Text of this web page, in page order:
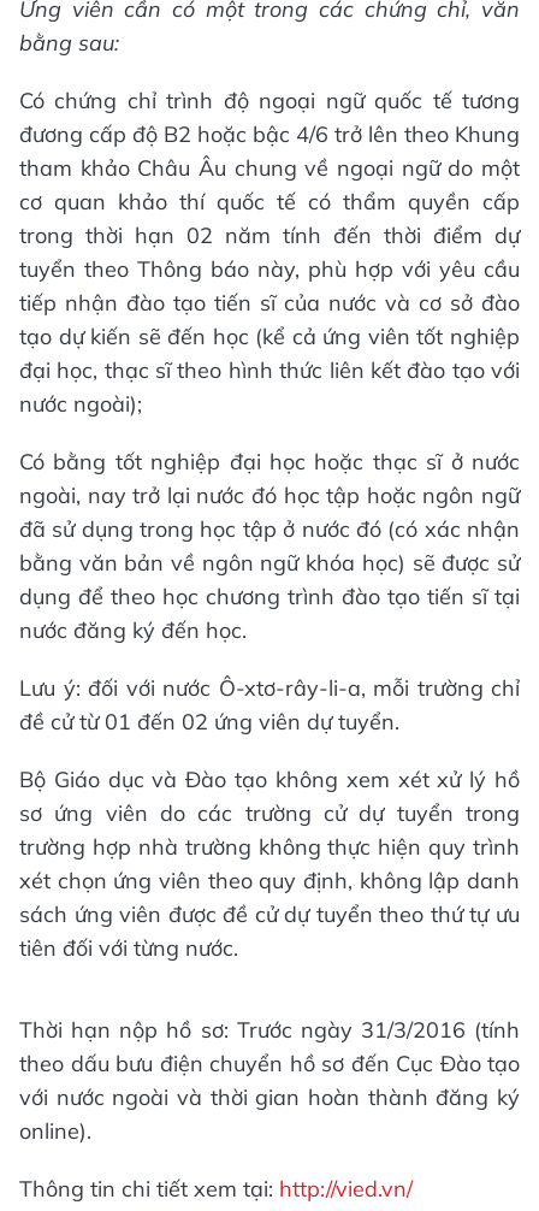
Ứng viên cần có một trong các chứng chỉ, văn
bằng sau:
Có chứng chỉ trình độ ngoại ngữ quốc tế tương
đương cấp độ B2 hoặc bậc 4/6 trở lên theo Khung
tham khảo Châu Âu chung về ngoại ngữ do một
cơ quan khảo thí quốc tế có thẩm quyền cấp
trong thời hạn 02 năm tính đến thời điểm dự
tuyển theo Thông báo này, phù hợp với yêu cầu
tiếp nhận đào tạo tiến sĩ của nước và cơ sở đào
tạo dự kiến sẽ đến học (kể cả ứng viên tốt nghiệp
đại học, thạc sĩ theo hình thức liên kết đào tạo với
nước ngoài);
Có bằng tốt nghiệp đại học hoặc thạc sĩ ở nước
ngoài, nay trở lại nước đó học tập hoặc ngôn ngữ
đã sử dụng trong học tập ở nước đó (có xác nhận
bằng văn bản về ngôn ngữ khóa học) sẽ được sử
dụng để theo học chương trình đào tạo tiến sĩ tại
nước đăng ký đến học.
Lưu ý: đối với nước Ô-xtơ-rây-li-a, mỗi trường chỉ
đề cử từ 01 đến 02 ứng viên dự tuyển.
Bộ Giáo dục và Đào tạo không xem xét xử lý hồ
sơ ứng viên do các trường cử dự tuyển trong
trường hợp nhà trường không thực hiện quy trình
xét chọn ứng viên theo quy định, không lập danh
sách ứng viên được đề cử dự tuyển theo thứ tự ưu
tiên đối với từng nước.
Thời hạn nộp hồ sơ: Trước ngày 31/3/2016 (tính
theo dấu bưu điện chuyển hồ sơ đến Cục Đào tạo
với nước ngoài và thời gian hoàn thành đăng ký
online).
Thông tin chi tiết xem tại: http://vied.vn/